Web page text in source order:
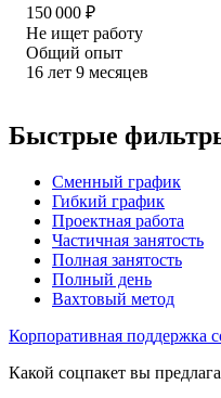
150 000 ₽
Не ищет работу
Общий опыт
16 лет 9 месяцев
Быстрые
Сменный график
Гибкий график
Проектная работа
Частичная занятость
Полная занятость
Полный день
Вахтовый метод
Корпоративная поддержка
Какой соцпакет вы